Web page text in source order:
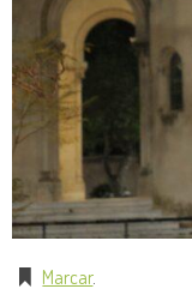
Marcar.